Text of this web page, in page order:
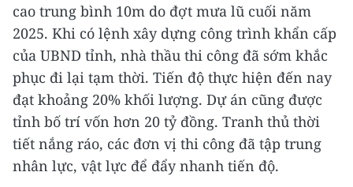
cao trung bình 10m do đợt mưa lũ cuối năm
2025. Khi có lệnh xây dựng công trình khẩn cấp
của UBND tỉnh, nhà thầu thi công đã sớm khắc
phục đi lại tạm thời. Tiến độ thực hiện đến nay
đạt khoảng 20% khối lượng. Dự án cũng được
tỉnh bố trí vốn hơn 20 tỷ đồng. Tranh thủ thời
tiết nắng ráo, các đơn vị thi công đã tập trung
nhân lực, vật lực để đẩy nhanh tiến độ.